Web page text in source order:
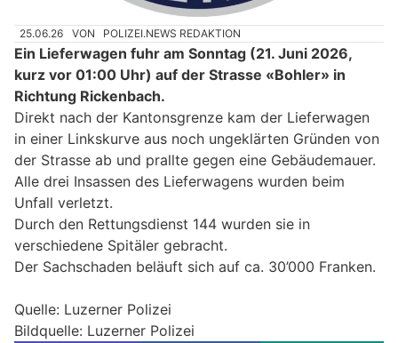
25.06.26 VON POLIZEI.NEWS REDAKTION
Ein Lieferwagen fuhr am Sonntag (21. Juni 2026,
kurz vor 01:00 Uhr) auf der Strasse «Bohler» in
Richtung Rickenbach.
Direkt nach der Kantonsgrenze kam der Lieferwagen
in einer Linkskurve aus noch ungeklärten Gründen von
der Strasse ab und prallte gegen eine Gebäudemauer.
Alle drei Insassen des Lieferwagens wurden beim
Unfall verletzt.
Durch den Rettungsdienst 144 wurden sie in
verschiedene Spitäler gebracht.
Der Sachschaden beläuft sich auf ca. 30’000 Franken.
Quelle: Luzerner Polizei
Bildquelle: Luzerner Polizei